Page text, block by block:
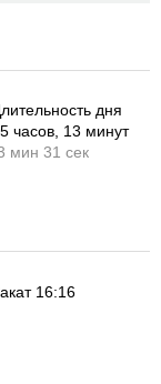
дня
часов , 13 минут
мин31 сек
16:16